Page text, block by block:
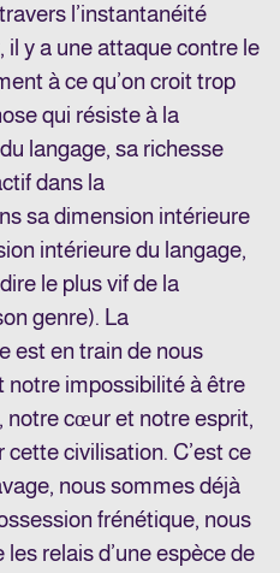
l’instantanéité
y a une attaque contre le
à ce qu’on croit trop
qui résiste à la
langage, sa richesse
dans la
sa dimension intérieure
intérieure du langage,
le plus vif de la
genre). La
est en train de nous
notre impossibilité à être
notre cœur et notre esprit,
civilisation. C’est ce
nous sommes déjà
frénétique, nous
relais d’une espèce de